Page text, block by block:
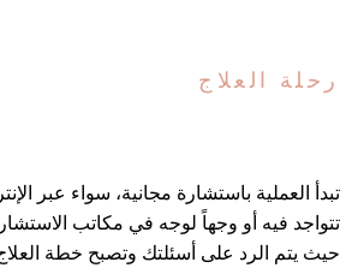
رحلة العلاج
تبدأ العملية باستشارة مجانية، سواء عبر
تتواجد فيه أو وجهاً لوجه في مكاتب
حيث يتم الرد على أسئلتك وتصبح خطة